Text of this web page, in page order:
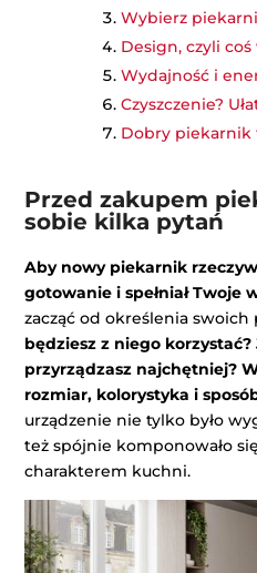
Wybierz
Design, czyli
Wydajność i
Czyszczenie?
Dobry piekarnik
Przed zakupem
sobie kilka pytań
Aby nowy piekarnik
gotowanie i spełniał Twoje
zacząć od określenia
będziesz z niego
przyrządzasz najchętniej?
rozmiar, kolorystyka i
urządzenie nie tylko było
też spójnie komponowało
charakterem kuchni.